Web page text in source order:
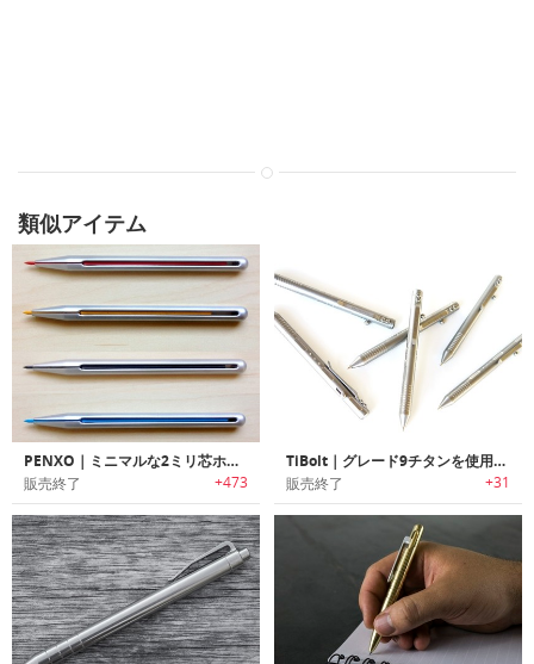
類似アイテム
PENXO｜ミニマルな2ミリ芯ホルダーペンシル「ペンゾ」
販売終了 +473
TiBolt｜グレード9チタンを使用したボルトアクションペンシル「タイボルト」
販売終了 +31